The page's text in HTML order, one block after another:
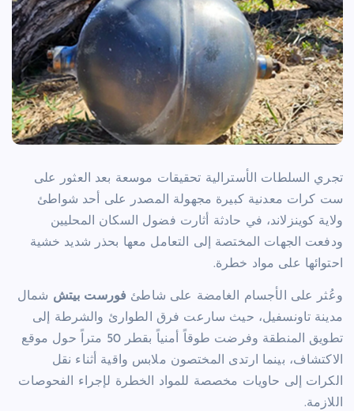
تجري السلطات الأسترالية تحقيقات موسعة بعد العثور على
ست كرات معدنية كبيرة مجهولة المصدر على أحد شواطئ
ولاية كوينزلاند، في حادثة أثارت فضول السكان المحليين
ودفعت الجهات المختصة إلى التعامل معها بحذر شديد خشية
احتوائها على مواد خطرة.
وعُثر على الأجسام الغامضة على شاطئ فورست بيتش شمال
مدينة تاونسفيل، حيث سارعت فرق الطوارئ والشرطة إلى
تطويق المنطقة وفرضت طوقاً أمنياً بقطر 50 متراً حول موقع
الاكتشاف، بينما ارتدى المختصون ملابس واقية أثناء نقل
الكرات إلى حاويات مخصصة للمواد الخطرة لإجراء الفحوصات
اللازمة.